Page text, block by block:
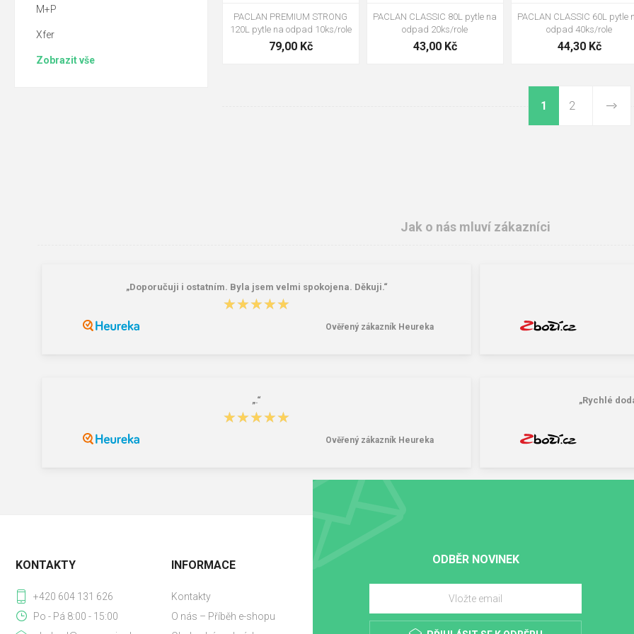
PACLAN PREMIUM STRONG
120L pytle na odpad 10ks/role
79,00 Kč
PACLAN CLASSIC 80L pytle na
odpad 20ks/role
43,00 Kč
PACLAN CLASSIC 60L pytle
odpad 40ks/role
44,30 Kč
1 2
M+P
Xfer
Zobrazit vše
Jak o nás mluví zákazníci
„Doporučuji i ostatním. Byla jsem velmi spokojena. Děkuji.“
★★★★★
★★★★★
Ověřený zákazník Heureka
„.“
★★★★★
★★★★★
Ověřený zákazník Heureka
„Rychlé
ODBĚR NOVINEK
KONTAKTY
+420 604 131 626
Po - Pá 8:00 - 15:00
INFORMACE
Kontakty
O nás – Příběh e-shopu